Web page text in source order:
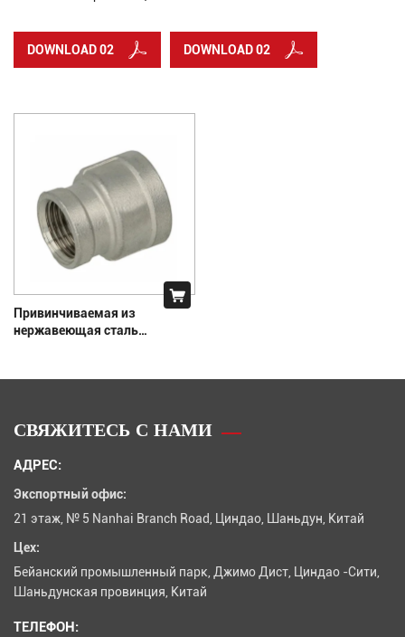
DOWNLOAD 02 DOWNLOAD 02
Привинчиваемая из
нержавеющая сталь
СВЯЖИТЕСЬ С НАМИ
АДРЕС:
Экспортный офис:
21 этаж, № 5 Nanhai Branch Road, Циндао, Шаньдун, Китай
Цех:
Бейанский промышленный парк, Джимо Дист, Циндао -Сити,
Шаньдунская провинция, Китай
ТЕЛЕФОН: